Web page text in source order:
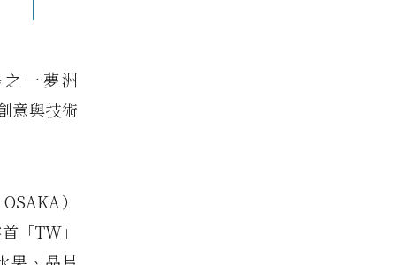
一夢洲
意與技術
）
「TW」